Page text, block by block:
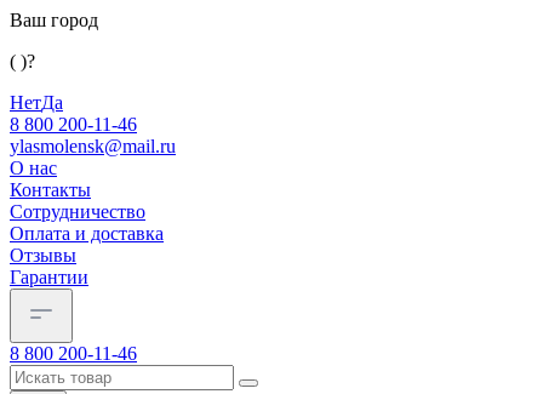
Ваш город
( )?
НетДа
8 800 200-11-46
ylasmolensk@mail.ru
О нас
Контакты
Сотрудничество
Оплата и доставка
Отзывы
Гарантии
8 800 200-11-46